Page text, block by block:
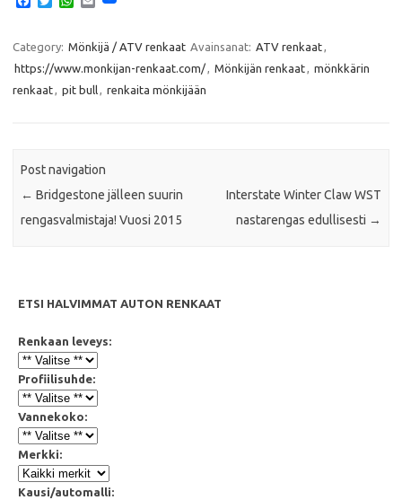
e
b
o
o
t
t
e
r
t
A
p
i
Category: Mönkijä / ATV renkaat Avainsanat: ATV renkaat
https://www.monkijan-renkaat.com/
Mönkijän renkaat
mönkkärin
renkaat
pit bull renkaita mönkijään
Post navigation
← Bridgestone jälleen suurin
rengasvalmistaja! Vuosi 2015
Interstate Winter Claw WST
nastarengas edullisesti →
ETSI HALVIMMAT AUTON RENKAAT
Renkaan leveys:
Profiilisuhde:
Vannekoko:
Merkki:
Kausi/automalli: